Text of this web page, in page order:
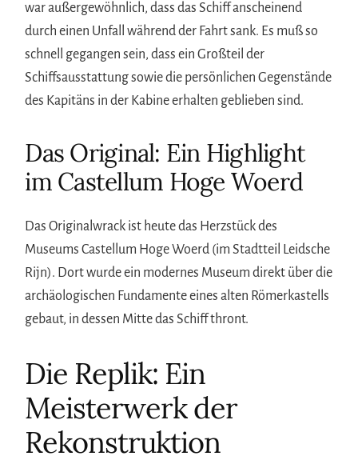
war außergewöhnlich, dass das Schiff anscheinend
durch einen Unfall während der Fahrt sank. Es muß so
schnell gegangen sein, dass ein Großteil der
Schiffsausstattung sowie die persönlichen Gegenstände
des Kapitäns in der Kabine erhalten geblieben sind.
Das Original: Ein Highlight
im Castellum Hoge Woerd
Das Originalwrack ist heute das Herzstück des
Museums Castellum Hoge Woerd (im Stadtteil Leidsche
Rijn). Dort wurde ein modernes Museum direkt über die
archäologischen Fundamente eines alten Römerkastells
gebaut, in dessen Mitte das Schiff thront.
Die Replik: Ein
Meisterwerk der
Rekonstruktion